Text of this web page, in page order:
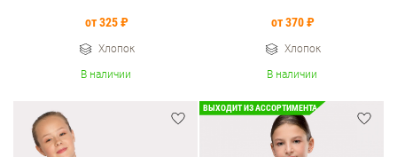
от 325 ₽
Хлопок
В наличии
от 370 ₽
Хлопок
В наличии
ВЫХОДИТ ИЗ АССОРТИМЕНТА